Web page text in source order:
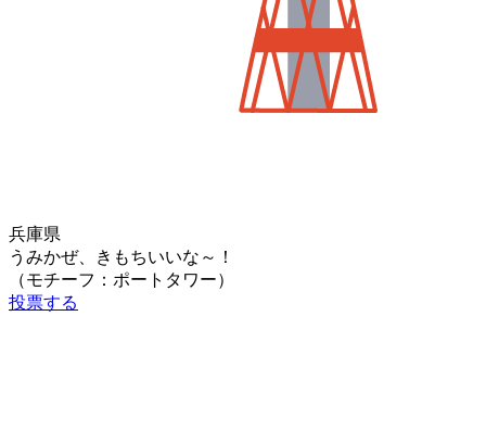
兵庫県
うみかぜ、きもちいいな～！
（モチーフ：ポートタワー）
投票する